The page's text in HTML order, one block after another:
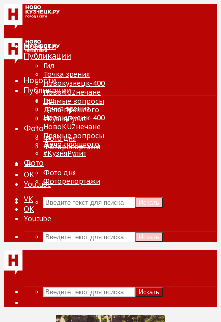
Новости
Публикации
Гид
Точка зрения
Новокузнецк-400
НовоKUZнечане
Прямые вопросы
Дело прошлого
#КузняРулит
Фото
Фото дня
Фоторепортажи
VK
ОК
Youtube
Искать
Новости
Публикации
Гид
Точка зрения
Новокузнецк-400
НовоKUZнечане
Прямые вопросы
Дело прошлого
#КузняРулит
Фото
Фото дня
Фоторепортажи
VK
ОК
Youtube
Искать
Искать